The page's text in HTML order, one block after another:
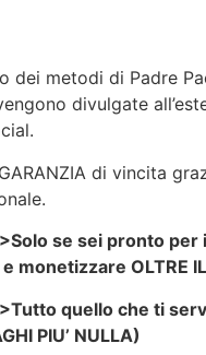
dei metodi di Padre
divulgate
di vincita
>Solo se sei pronto per
monetizzare OLTRE
>Tutto quello che ti
PIU’ NULLA)